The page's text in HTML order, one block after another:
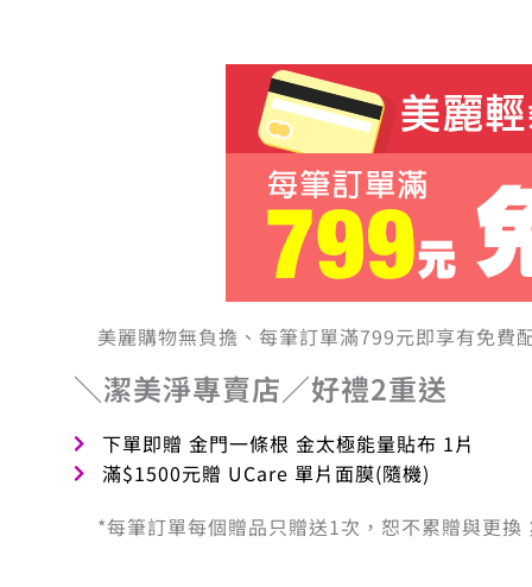
美麗購物無負擔、每筆訂單滿799元即享有免費
＼潔美淨專賣店／好禮2重送
下單即贈 金門一條根 金太極能量貼布 1片
滿$1500元贈 UCare 單片面膜(隨機)
*每筆訂單每個贈品只贈送1次，恕不累贈與更換